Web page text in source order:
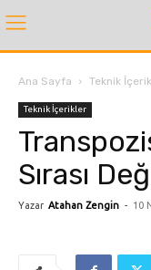
Ana Sayfa Teknik
Teknik İçerikler
Sırası
Yazar Atahan Zengin - 10